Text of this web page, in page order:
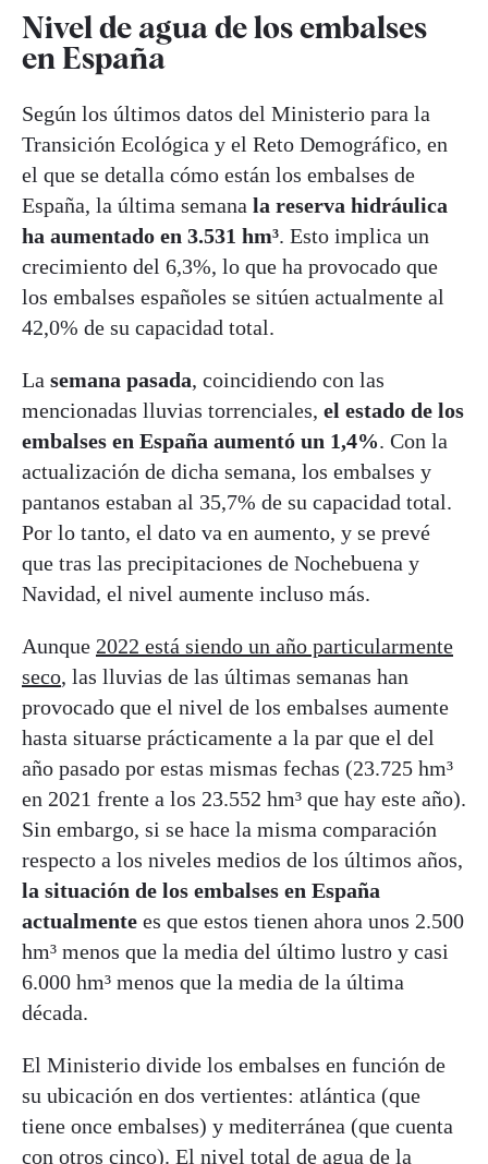
Nivel de agua de los embalses
en España
Según los últimos datos del Ministerio para la
Transición Ecológica y el Reto Demográfico, en
el que se detalla cómo están los embalses de
España, la última semana la reserva hidráulica
ha aumentado en 3.531 hm³. Esto implica un
crecimiento del 6,3%, lo que ha provocado que
los embalses españoles se sitúen actualmente al
42,0% de su capacidad total.
La semana pasada, coincidiendo con las
mencionadas lluvias torrenciales, el estado de los
embalses en España aumentó un 1,4%. Con la
actualización de dicha semana, los embalses y
pantanos estaban al 35,7% de su capacidad total.
Por lo tanto, el dato va en aumento, y se prevé
que tras las precipitaciones de Nochebuena y
Navidad, el nivel aumente incluso más.
Aunque 2022 está siendo un año particularmente
seco, las lluvias de las últimas semanas han
provocado que el nivel de los embalses aumente
hasta situarse prácticamente a la par que el del
año pasado por estas mismas fechas (23.725 hm³
en 2021 frente a los 23.552 hm³ que hay este año).
Sin embargo, si se hace la misma comparación
respecto a los niveles medios de los últimos años,
la situación de los embalses en España
actualmente es que estos tienen ahora unos 2.500
hm³ menos que la media del último lustro y casi
6.000 hm³ menos que la media de la última
década.
El Ministerio divide los embalses en función de
su ubicación en dos vertientes: atlántica (que
tiene once embalses) y mediterránea (que cuenta
con otros cinco). El nivel total de agua de la